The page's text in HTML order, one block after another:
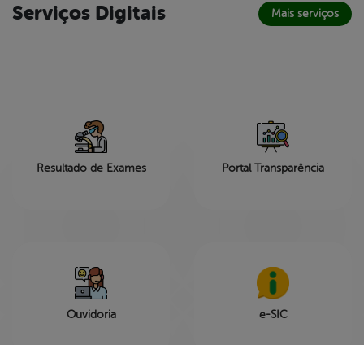
Serviços Digitais Mais serviços
Resultado de Exames Portal Transparência
Ouvidoria e-SIC